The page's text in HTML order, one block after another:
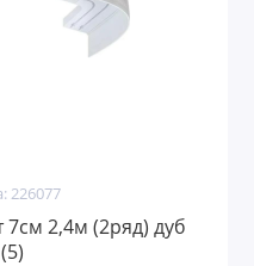
226077
7см 2,4м (2ряд) дуб